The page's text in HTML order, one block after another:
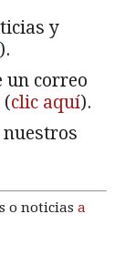
y
).
un correo
(clic aquí).
o noticias a